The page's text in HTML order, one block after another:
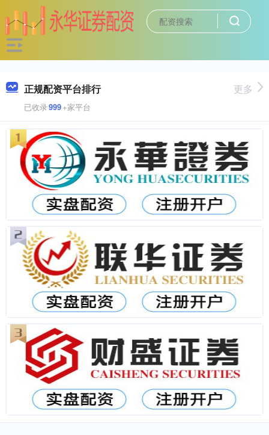
正规配资平台排行
已收录999+家平台
更多